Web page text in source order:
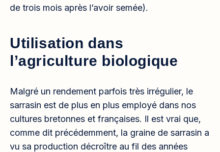
de trois mois après l’avoir semée).
Utilisation dans
l’agriculture biologique
Malgré un rendement parfois très irrégulier, le
sarrasin est de plus en plus employé dans nos
cultures bretonnes et françaises. Il est vrai que,
comme dit précédemment, la graine de sarrasin a
vu sa production décroître au fil des années